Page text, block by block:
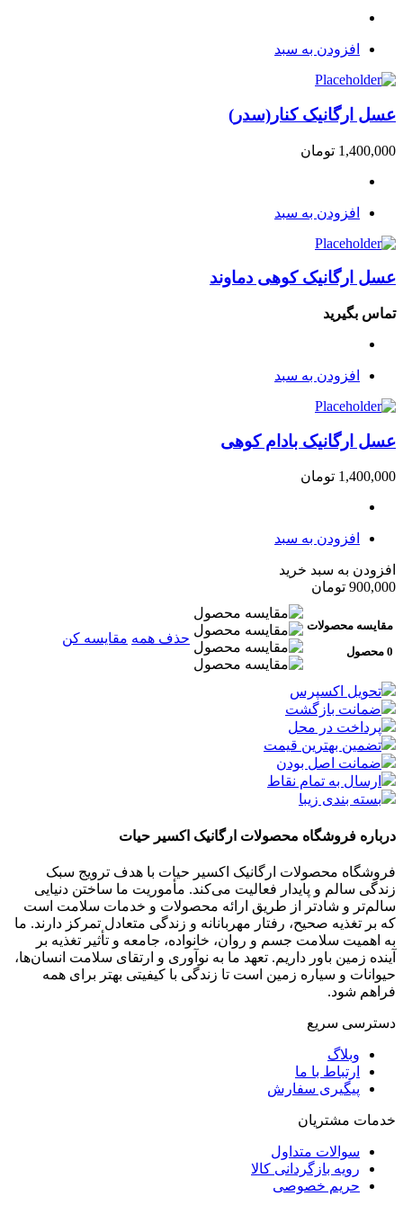
افزودن به سبد
عسل ارگانیک کنار(سدر)
1,400,000 تومان
افزودن به سبد
عسل ارگانیک کوهی دماوند
تماس بگیرید
افزودن به سبد
عسل ارگانیک بادام کوهی
1,400,000 تومان
افزودن به سبد
افزودن به سبد خرید
900,000 تومان
مقایسه محصولات
0 محصول
حذف همه مقایسه کن
تحویل اکسپرس
ضمانت بازگشت
پرداخت در محل
تضمین بهترین قیمت
ضمانت اصل بودن
ارسال به تمام نقاط
بسته بندی زیبا
درباره فروشگاه محصولات ارگانیک اکسیر حیات
فروشگاه محصولات ارگانیک اکسیر حیات با هدف ترویج سبک
زندگی سالم و پایدار فعالیت می‌کند. مأموریت ما ساختن دنیایی
سالم‌تر و شادتر از طریق ارائه محصولات و خدمات سلامت است
که بر تغذیه صحیح، رفتار مهربانانه و زندگی متعادل تمرکز دارند. ما
به اهمیت سلامت جسم و روان، خانواده، جامعه و تأثیر تغذیه بر
آینده زمین باور داریم. تعهد ما به نوآوری و ارتقای سلامت انسان‌ها،
حیوانات و سیاره زمین است تا زندگی با کیفیتی بهتر برای همه
فراهم شود.
دسترسی سریع
وبلاگ
ارتباط با ما
پیگیری سفارش
خدمات مشتریان
سوالات متداول
رویه بازگردانی کالا
حریم خصوصی